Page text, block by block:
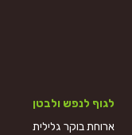
לגוף לנפש ולבטן
ארוחת בוקר גלילית